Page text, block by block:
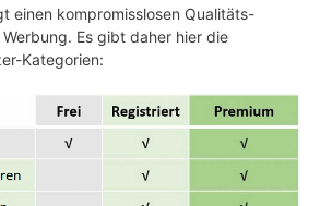
einen kompromisslosen Qualitäts-
Es gibt daher hier die
Kategorien: